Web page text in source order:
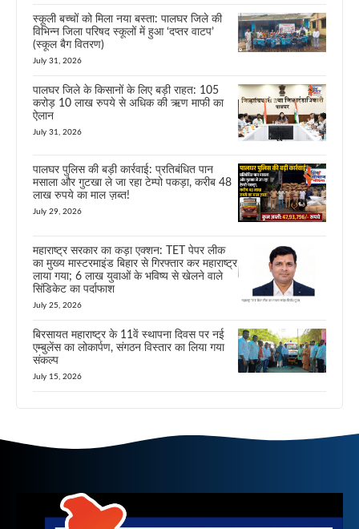
स्कूली बच्चों को मिला नया बस्ता: पालघर जिले की
विभिन्न जिला परिषद स्कूलों में हुआ ‘दप्तर वाटप’
(स्कूल बैग वितरण)
July 31, 2026
पालघर जिले के किसानों के लिए बड़ी राहत: 105
करोड़ 10 लाख रुपये से अधिक की ऋण माफी का
ऐलान
July 31, 2026
पालघर पुलिस की बड़ी कार्रवाई: प्रतिबंधित पान
मसाला और गुटखा ले जा रहा टेम्पो पकड़ा, करीब 48
लाख रुपये का माल ज़ब्त!
July 29, 2026
महाराष्ट्र सरकार का कड़ा एक्शन: TET पेपर लीक
का मुख्य मास्टरमाइंड बिहार से गिरफ्तार कर महाराष्ट्र
लाया गया; 6 लाख युवाओं के भविष्य से खेलने वाले
सिंडिकेट का पर्दाफाश
July 25, 2026
बिरसायत महाराष्ट्र के 11वें स्थापना दिवस पर नई
एम्बुलेंस का लोकार्पण, संगठन विस्तार का लिया गया
संकल्प
July 15, 2026